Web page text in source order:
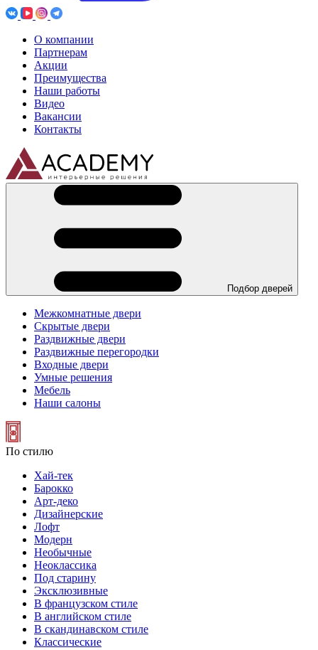
О компании
Партнерам
Акции
Преимущества
Наши работы
Видео
Вакансии
Контакты
Подбор дверей
Межкомнатные двери
Скрытые двери
Раздвижные двери
Раздвижные перегородки
Входные двери
Умные решения
Мебель
Наши салоны
По стилю
Хай-тек
Барокко
Арт-деко
Дизайнерские
Лофт
Модерн
Необычные
Неоклассика
Под старину
Эксклюзивные
В французском стиле
В английском стиле
В скандинавском стиле
Классические